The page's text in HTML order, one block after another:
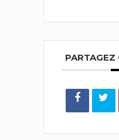
PARTAGEZ